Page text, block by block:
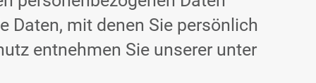
Daten, mit denen Sie persönlich
entnehmen Sie unserer unter